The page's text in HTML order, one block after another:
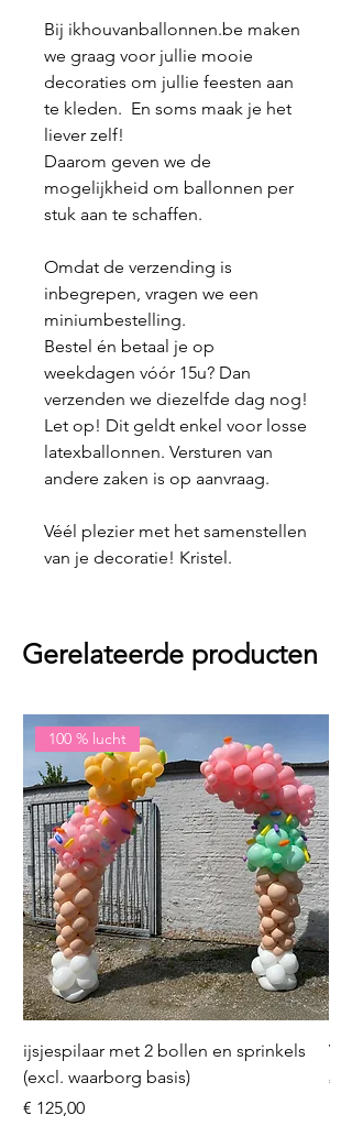
Bij ikhouvanballonnen.be maken
we graag voor jullie mooie
decoraties om jullie feesten aan
te kleden. En soms maak je het
liever zelf!
Daarom geven we de
mogelijkheid om ballonnen per
stuk aan te schaffen.
Omdat de verzending is
inbegrepen, vragen we een
miniumbestelling.
Bestel én betaal je op
weekdagen vóór 15u? Dan
verzenden we diezelfde dag nog!
Let op! Dit geldt enkel voor losse
latexballonnen. Versturen van
andere zaken is op aanvraag.
Véél plezier met het samenstellen
van je decoratie! Kristel.
Gerelateerde producten
100 % lucht
ijsjespilaar met 2 bollen en sprinkels
(excl. waarborg basis)
Prijs
€ 125,00
Prijs
€